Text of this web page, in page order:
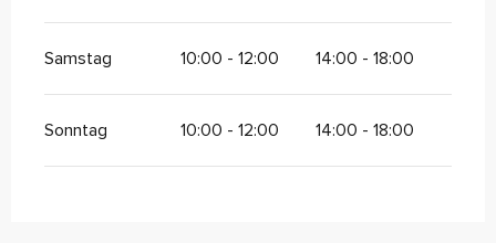
Samstag 10:00 - 12:00 14:00 - 18:00
Sonntag 10:00 - 12:00 14:00 - 18:00